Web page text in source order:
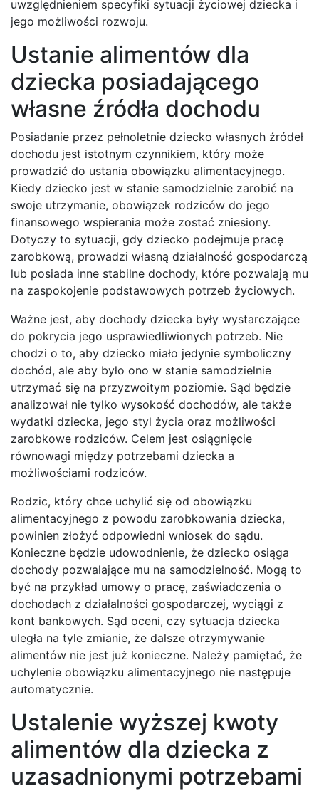
uwzględnieniem specyfiki sytuacji życiowej dziecka i
jego możliwości rozwoju.
Ustanie alimentów dla
dziecka posiadającego
własne źródła dochodu
Posiadanie przez pełnoletnie dziecko własnych źródeł
dochodu jest istotnym czynnikiem, który może
prowadzić do ustania obowiązku alimentacyjnego.
Kiedy dziecko jest w stanie samodzielnie zarobić na
swoje utrzymanie, obowiązek rodziców do jego
finansowego wspierania może zostać zniesiony.
Dotyczy to sytuacji, gdy dziecko podejmuje pracę
zarobkową, prowadzi własną działalność gospodarczą
lub posiada inne stabilne dochody, które pozwalają mu
na zaspokojenie podstawowych potrzeb życiowych.
Ważne jest, aby dochody dziecka były wystarczające
do pokrycia jego usprawiedliwionych potrzeb. Nie
chodzi o to, aby dziecko miało jedynie symboliczny
dochód, ale aby było ono w stanie samodzielnie
utrzymać się na przyzwoitym poziomie. Sąd będzie
analizował nie tylko wysokość dochodów, ale także
wydatki dziecka, jego styl życia oraz możliwości
zarobkowe rodziców. Celem jest osiągnięcie
równowagi między potrzebami dziecka a
możliwościami rodziców.
Rodzic, który chce uchylić się od obowiązku
alimentacyjnego z powodu zarobkowania dziecka,
powinien złożyć odpowiedni wniosek do sądu.
Konieczne będzie udowodnienie, że dziecko osiąga
dochody pozwalające mu na samodzielność. Mogą to
być na przykład umowy o pracę, zaświadczenia o
dochodach z działalności gospodarczej, wyciągi z
kont bankowych. Sąd oceni, czy sytuacja dziecka
uległa na tyle zmianie, że dalsze otrzymywanie
alimentów nie jest już konieczne. Należy pamiętać, że
uchylenie obowiązku alimentacyjnego nie następuje
automatycznie.
Ustalenie wyższej kwoty
alimentów dla dziecka z
uzasadnionymi potrzebami